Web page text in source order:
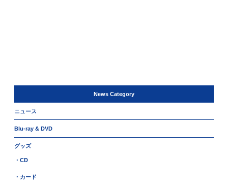
News Category
ニュース
Blu-ray & DVD
グッズ
・CD
・カード